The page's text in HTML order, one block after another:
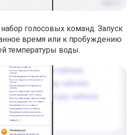
голосовых команд. Запуск
время или к пробуждению
температуры воды.